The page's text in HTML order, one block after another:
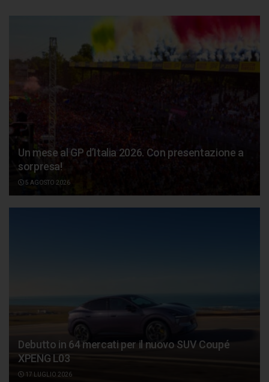
Un mese al GP d’Italia 2026. Con presentazione a
sorpresa!
5 AGOSTO 2026
Debutto in 64 mercati per il nuovo SUV Coupé
XPENG L03
17 LUGLIO 2026